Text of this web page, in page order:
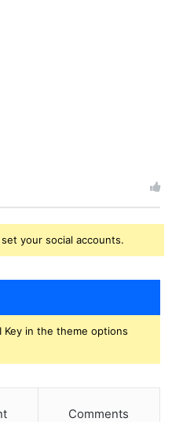
your social accounts.
Key in the theme options
Comments